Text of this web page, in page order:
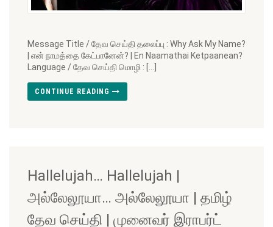
Message Title / தேவ செய்தி தலைப்பு : Why Ask My Name?
| என் நாமத்தை கேட்பானேன்? | En Naamathai Ketpaanean?
Language / தேவ செய்தி மொழி : […]
CONTINUE READING
Hallelujah… Hallelujah |
அல்லேலூயா… அல்லேலூயா | தமிழ்
தேவ செய்தி | முனைவர் இராபர்ட்